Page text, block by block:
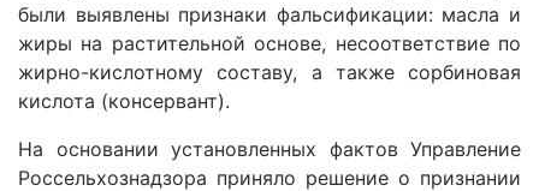
были выявлены признаки фальсификации: масла и
жиры на растительной основе, несоответствие по
жирно-кислотному составу, а также сорбиновая
кислота (консервант).
На основании установленных фактов Управление
Россельхознадзора приняло решение о признании